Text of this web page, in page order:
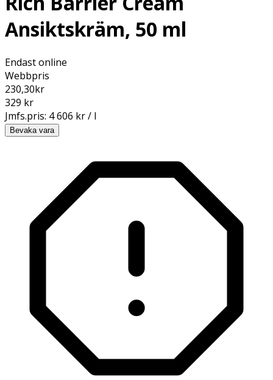
Ansiktskräm, 50 ml
Endast online
Webbpris
230,30kr
329 kr
Jmfs.pris: 4 606 kr / l
Bevaka vara